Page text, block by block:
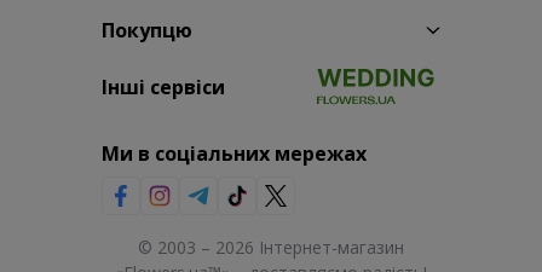
Покупцю
Інші сервіси
Ми в соціальних мережах
© 2003 – 2026 Інтернет-магазин